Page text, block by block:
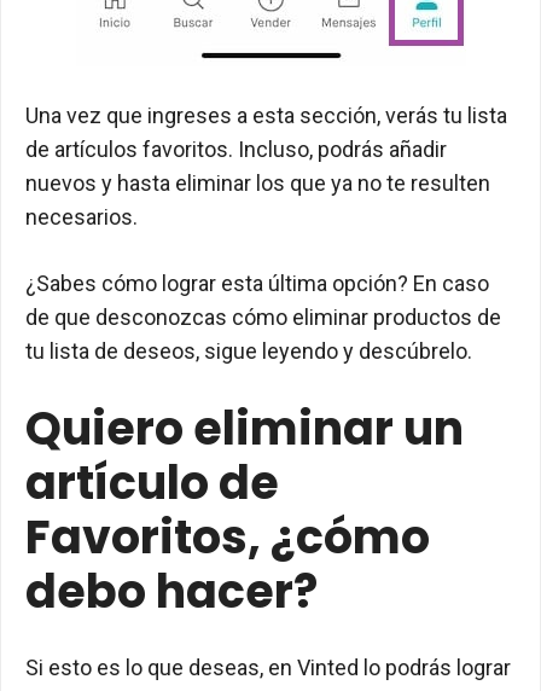
Una vez que ingreses a esta sección, verás tu lista
de artículos favoritos. Incluso, podrás añadir
nuevos y hasta eliminar los que ya no te resulten
necesarios.
¿Sabes cómo lograr esta última opción? En caso
de que desconozcas cómo eliminar productos de
tu lista de deseos, sigue leyendo y descúbrelo.
Quiero eliminar un
artículo de
Favoritos, ¿cómo
debo hacer?
Si esto es lo que deseas, en Vinted lo podrás lograr